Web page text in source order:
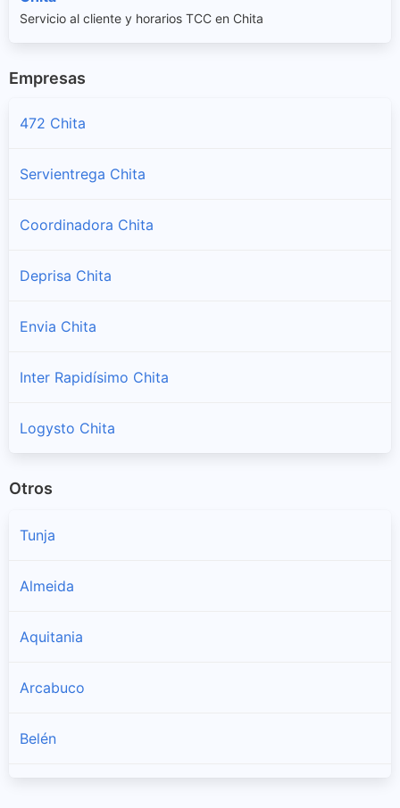
Servicio al cliente y horarios TCC en Chita
Empresas
472 Chita
Servientrega Chita
Coordinadora Chita
Deprisa Chita
Envia Chita
Inter Rapidísimo Chita
Logysto Chita
Otros
Tunja
Almeida
Aquitania
Arcabuco
Belén